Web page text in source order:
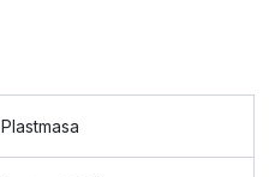
Plastmasa